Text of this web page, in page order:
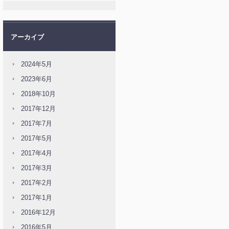
アーカイブ
2024年5月
2023年6月
2018年10月
2017年12月
2017年7月
2017年5月
2017年4月
2017年3月
2017年2月
2017年1月
2016年12月
2016年5月